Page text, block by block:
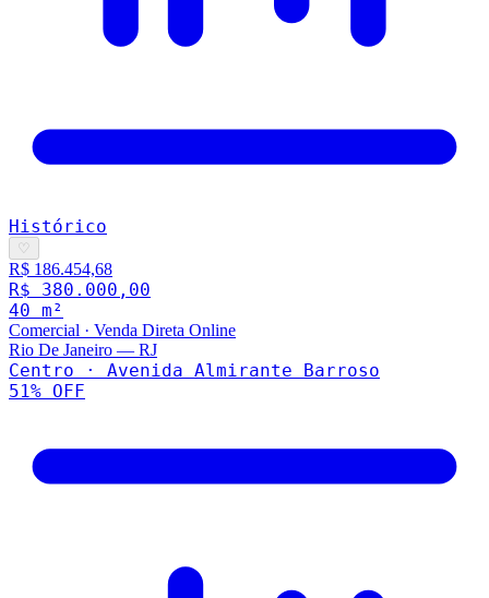
Histórico
♡
R$ 186.454,68
R$ 380.000,00
40 m²
Comercial · Venda Direta Online
Rio De Janeiro — RJ
Centro · Avenida Almirante Barroso
51% OFF